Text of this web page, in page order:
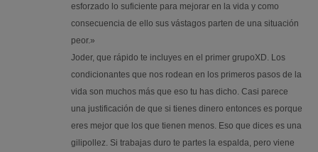
esforzado lo suficiente para mejorar en la vida y como
consecuencia de ello sus vástagos parten de una situación
peor.»
Joder, que rápido te incluyes en el primer grupoXD. Los
condicionantes que nos rodean en los primeros pasos de la
vida son muchos más que eso tu has dicho. Casi parece
una justificación de que si tienes dinero entonces es porque
eres mejor que los que tienen menos. Eso que dices es una
gilipollez. Si trabajas duro te partes la espalda, pero viene